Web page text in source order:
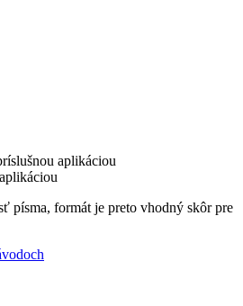
aplikáciou
písma, formát je preto vhodný skôr pre